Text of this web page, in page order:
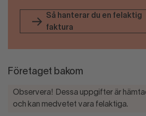
Så hanterar du en felaktig
faktura
Företaget bakom
Observera! Dessa uppgifter är
och kan medvetet vara felaktiga.